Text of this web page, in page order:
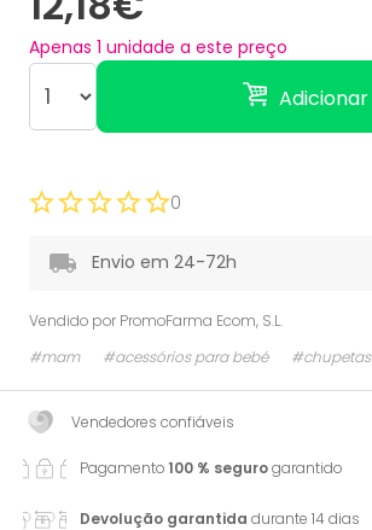
Apenas 1 unidade a este preço
Adicionar
0
Envio em 24-72h
Vendido por PromoFarma Ecom, S.L.
#mam
#acessórios para bebé #chupetas
Vendedores confiáveis
Pagamento100 % segurogarantido
Devolução garantida durante 14 dias